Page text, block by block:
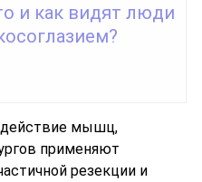
и как видят люди
действие мышц,
применяют
резекции и